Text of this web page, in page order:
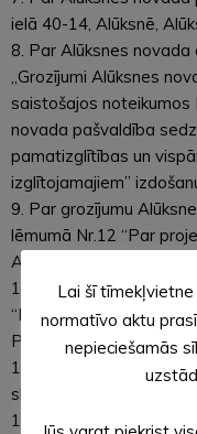
ielā 40-14, Alūksnē,
8. Par Alūksnes
„Grozījumi Alūksnes
saistošajos noteikumos
novada pašvaldība
pamatizglītības un
izglītojamajiem”
9. Par grozījumu
lēmumā Nr.12 “Par
Alūksnes ezera
10. Par projektu
“Mežumuiža-Pakalni-
Pakalni-Ezīšava”
11. Par dalības maksu
skrējiens Ilzenē 2018”.
12. Par īslaicīgas
Lai šī
normatīvo aktu
nepieciešamās